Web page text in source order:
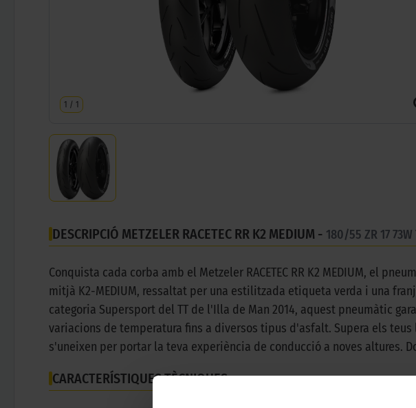
1 / 1
DESCRIPCIÓ METZELER RACETEC RR K2 MEDIUM - 180/55 ZR 17 73W
Conquista cada corba amb el Metzeler RACETEC RR K2 MEDIUM, el
mitjà K2-MEDIUM, ressaltat per una estilitzada etiqueta verda i una
categoria Supersport del TT de l'Illa de Man 2014, aquest pneumàtic
variacions de temperatura fins a diversos tipus d'asfalt. Supera els
s'uneixen per portar la teva experiència de conducció a noves altures.
CARACTERÍSTIQUES TÈCNIQUES